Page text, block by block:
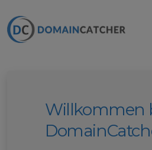
Willkommen